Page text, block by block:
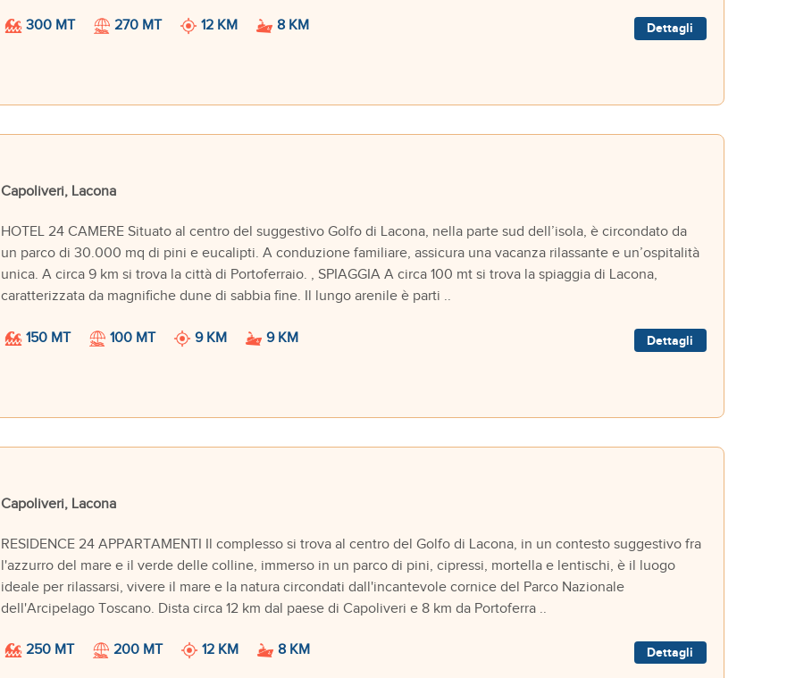
300 MT 270 MT 12 KM 8 KM Dettagli
Capoliveri, Lacona
HOTEL 24 CAMERE Situato al centro del suggestivo Golfo di Lacona, nella parte sud dell’isola, è circondato da
un parco di 30.000 mq di pini e eucalipti. A conduzione familiare, assicura una vacanza rilassante e un’ospitalità
unica. A circa 9 km si trova la città di Portoferraio. , SPIAGGIA A circa 100 mt si trova la spiaggia di Lacona,
caratterizzata da magnifiche dune di sabbia fine. Il lungo arenile è parti ..
150 MT 100 MT 9 KM 9 KM Dettagli
Capoliveri, Lacona
RESIDENCE 24 APPARTAMENTI Il complesso si trova al centro del Golfo di Lacona, in un contesto suggestivo fra
l'azzurro del mare e il verde delle colline, immerso in un parco di pini, cipressi, mortella e lentischi, è il luogo
ideale per rilassarsi, vivere il mare e la natura circondati dall'incantevole cornice del Parco Nazionale
dell'Arcipelago Toscano. Dista circa 12 km dal paese di Capoliveri e 8 km da Portoferra ..
250 MT 200 MT 12 KM 8 KM Dettagli